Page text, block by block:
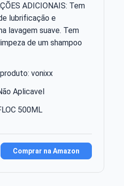
ADICIONAIS: Tem
lubrificação e
lavagem suave. Tem
de um shampoo
vonixx
Aplicavel
500ML
Comprar na Amazon